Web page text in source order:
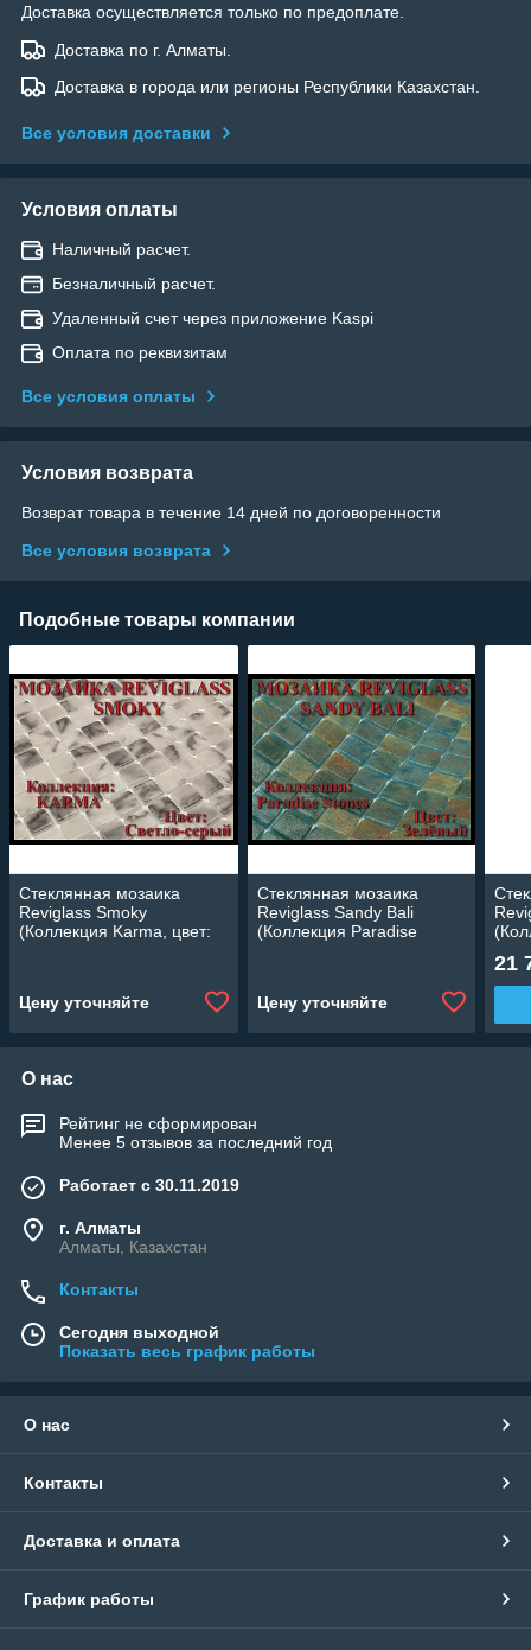
Доставка осуществляется только по предоплате.
Доставка по г. Алматы.
Доставка в города или регионы Республики Казахстан.
Все условия доставки
Условия оплаты
Наличный расчет.
Безналичный расчет.
Удаленный счет через приложение Kaspi
Оплата по реквизитам
Все условия оплаты
Условия возврата
Возврат товара в течение 14 дней по договоренности
Все условия возврата
Подобные товары компании
Стеклянная мозаика
Reviglass Smoky
(Коллекция Karma, цвет:
Цену уточняйте
Стеклянная мозаика
Reviglass Sandy Bali
(Коллекция Paradise
Цену уточняйте
21
О нас
Рейтинг не сформирован
Менее 5 отзывов за последний год
Работает с 30.11.2019
г. Алматы
Алматы, Казахстан
Контакты
Сегодня выходной
Показать весь график работы
О нас
Контакты
Доставка и оплата
График работы